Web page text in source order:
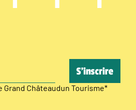
Châteaudun Tourisme*